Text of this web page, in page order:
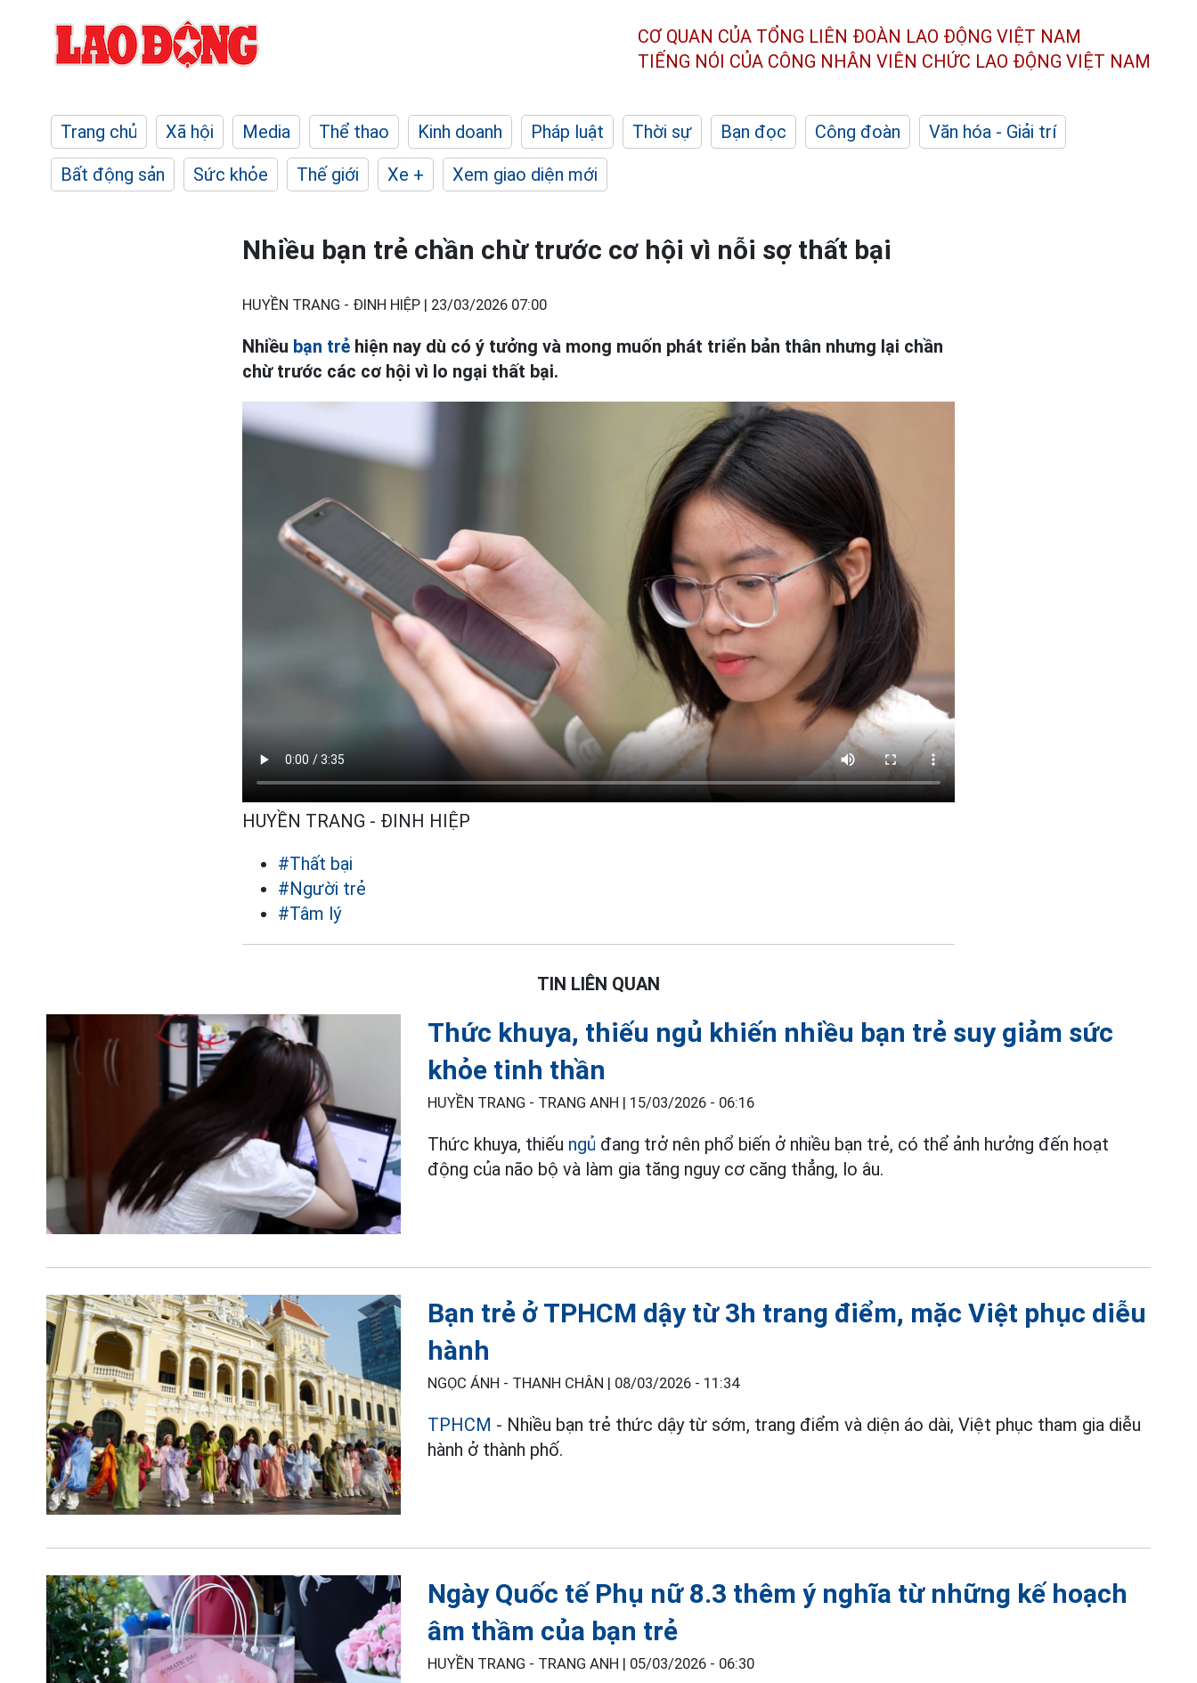
CƠ QUAN CỦA TỔNG LIÊN ĐOÀN LAO ĐỘNG VIỆT NAM
TIẾNG NÓI CỦA CÔNG NHÂN VIÊN CHỨC LAO ĐỘNG VIỆT NAM
Trang chủ Xã hội Media Thể thao Kinh doanh Pháp luật Thời sự Bạn đọc Công đoàn
Văn hóa - Giải trí
Bất động sản
Sức khỏe Thế giới Xe + Xem giao diện mới
Nhiều bạn trẻ chần chừ trước cơ hội vì nỗi sợ thất bại
HUYỀN TRANG - ĐINH HIỆP | 23/03/2026 07:00
Nhiều bạn trẻ hiện nay dù có ý tưởng và mong muốn phát triển bản thân nhưng lại chần
chừ trước các cơ hội vì lo ngại thất bại.
HUYỀN TRANG - ĐINH HIỆP
#Thất bại
#Người trẻ
#Tâm lý
TIN LIÊN QUAN
Thức khuya, thiếu ngủ khiến nhiều bạn trẻ suy giảm sức
khỏe tinh thần
HUYỀN TRANG - TRANG ANH | 15/03/2026 - 06:16
Thức khuya, thiếu ngủ đang trở nên phổ biến ở nhiều bạn trẻ, có thể ảnh hưởng đến hoạt
động của não bộ và làm gia tăng nguy cơ căng thẳng, lo âu.
Bạn trẻ ở TPHCM dậy từ 3h trang điểm, mặc Việt phục diễu
hành
NGỌC ÁNH - THANH CHÂN | 08/03/2026 - 11:34
TPHCM - Nhiều bạn trẻ thức dậy từ sớm, trang điểm và diện áo dài, Việt phục tham gia diễu
hành ở thành phố.
Ngày Quốc tế Phụ nữ 8.3 thêm ý nghĩa từ những kế hoạch
âm thầm của bạn trẻ
HUYỀN TRANG - TRANG ANH | 05/03/2026 - 06:30